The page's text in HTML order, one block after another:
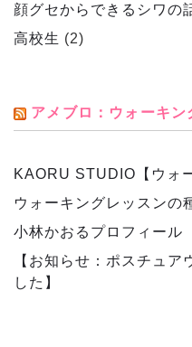
顔グセからできるシワの
高校生 (2)
アメブロ：ウォーキン
KAORU STUDIO【ウォ
ウォーキングレッスンの
小林かおるプロフィール
【お知らせ：ポスチュア
した】